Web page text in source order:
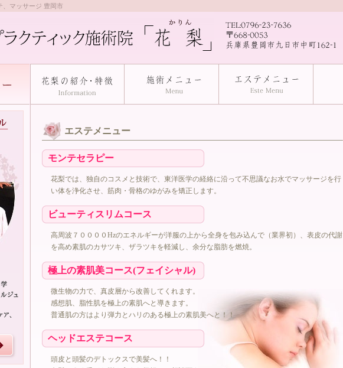
、マッサージ 豊岡市
エステメニュー
モンテセラピー
花梨では、独自のコスメと技術で、東洋医学の経絡に沿って不思議なお水でマッサージを行
い体を浄化させ、筋肉・骨格のゆがみを矯正します。
ビューティスリムコース
高周波７００００Hzのエネルギーが洋服の上から全身を包み込んで（業界初）、表皮の代謝
を高め素肌のカサツキ、ザラツキを軽減し、余分な脂肪を燃焼。
極上の素肌美コース(フェイシャル)
微生物の力で、真皮層から改善してくれます。
感想肌、脂性肌を極上の素肌へと導きます。
普通肌の方はより弾力とハリのある極上の素肌美へと！！
ヘッドエステコース
頭皮と頭髪のデトックスで美髪へ！！